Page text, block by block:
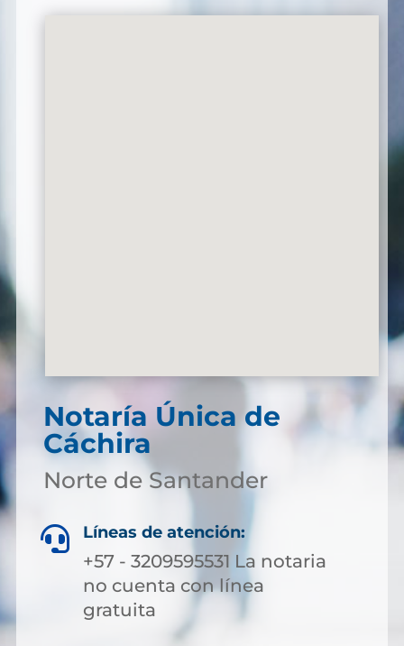
Notaría Única de
Cáchira
Norte de Santander
 Líneas de atención:
+57 - 3209595531 La notaria
no cuenta con línea
gratuita